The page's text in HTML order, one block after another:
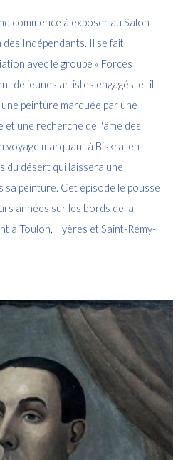
commence à exposer au Salon
des Indépendants. Il se fait
avec le groupe « Forces
de jeunes artistes engagés, et il
peinture marquée par une
et une recherche de l'âme des
voyage marquant à Biskra, en
du désert qui laissera une
sa peinture. Cet épisode le pousse
années sur les bords de la
à Toulon, Hyères et Saint-Rémy-